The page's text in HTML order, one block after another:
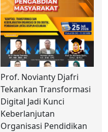
Prof. Novianty Djafri
Tekankan Transformasi
Digital Jadi Kunci
Keberlanjutan
Organisasi Pendidikan